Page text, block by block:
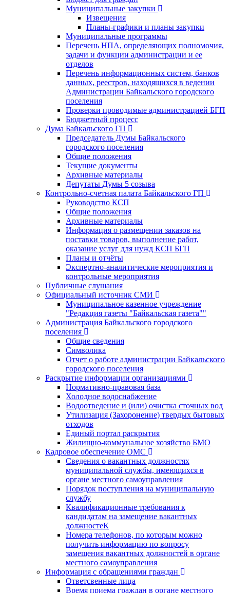
Муниципальные закупки
Извещения
Планы-графики и планы закупки
Муниципальные программы
Перечень НПА, определяющих полномочия,
задачи и функции администрации и ее
отделов
Перечень информационных систем, банков
данных, реестров, находящихся в ведении
Администрации Байкальского городского
поселения
Проверки проводимые администрацией БГП
Бюджетный процесс
Дума Байкальского ГП
Председатель Думы Байкальского
городского поселения
Общие положения
Текущие документы
Архивные материалы
Депутаты Думы 5 созыва
Контрольно-счетная палата Байкальского ГП
Руководство КСП
Общие положения
Архивные материалы
Информация о размещении заказов на
поставки товаров, выполнение работ,
оказание услуг для нужд КСП БГП
Планы и отчёты
Экспертно-аналитические мероприятия и
контрольные мероприятия
Публичные слушания
Официальный источник СМИ
Муниципальное казенное учреждение
"Редакция газеты "Байкальская газета""
Администрация Байкальского городского
поселения
Общие сведения
Символика
Отчет о работе администрации Байкальского
городского поселения
Раскрытие информации организациями
Нормативно-правовая база
Холодное водоснабжение
Водоотведение и (или) очистка сточных вод
Утилизация (Захоронение) твердых бытовых
отходов
Единый портал раскрытия
Жилищно-коммунальное хозяйство БМО
Кадровое обеспечение ОМС
Сведения о вакантных должностях
муниципальной службы, имеющихся в
органе местного самоуправления
Порядок поступления на муниципальную
службу
Квалификационные требования к
кандидатам на замещение вакантных
должностеК
Номера телефонов, по которым можно
получить информацию по вопросу
замещения вакантных должностей в органе
местного самоуправления
Информация с обращениями граждан
Ответсвенные лица
Время приема граждан в органе местного